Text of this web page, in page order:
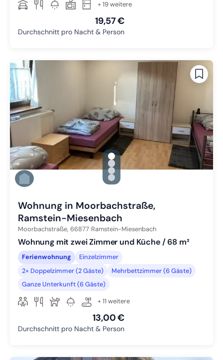
+ 19 weitere
19,57 €
Durchschnitt pro Nacht & Person
gallery.slide_selector
Zu Slide 1 wechseln
Zu Slide 2 wechseln
Zu Slide 3 wechseln
Zu Slide 4 wechseln
Wohnung in Moorbachstraße,
Ramstein-Miesenbach
Moorbachstraße, 66877 Ramstein-Miesenbach
Wohnung mit zwei Zimmer und Küche / 68 m²
Ferienwohnung
Einzelzimmer
2× Doppelzimmer (2 Gäste)
Mehrbettzimmer (6 Gäste)
Ganze Unterkunft (6 Gäste)
+ 11 weitere
13,00 €
Durchschnitt pro Nacht & Person